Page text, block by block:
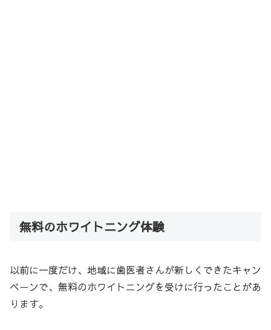
無料のホワイトニング体験
以前に一度だけ、地域に歯医者さんが新しくできたキャン
ペーンで、無料のホワイトニングを受けに行ったことがあ
ります。